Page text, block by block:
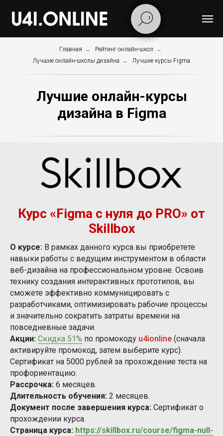
Главная → Рейтинг онлайн-школ →
Лучшие онлайн-школы дизайна → Лучшие курсы Figma
Лучшие онлайн-курсы
дизайна в Figma
Курс «Figma с нуля до PRO» от
Skillbox
О курсе: В рамках данного курса вы приобретете
навыки работы с ведущим инструментом в области
веб-дизайна на профессиональном уровне. Освоив
технику создания интерактивных прототипов, вы
сможете эффективно коммуницировать с
разработчиками, оптимизировать рабочие процессы
и значительно сократить затраты времени на
повседневные задачи.
Акции: Скидка 51% по промокоду u4ionline (сначала
активируйте промокод, затем выберите курс).
Сертификат на 5000 рублей за прохождение теста на
профориентацию.
Рассрочка: 6 месяцев.
Длительность обучения: 2 месяцев.
Документ после завершения курса: Сертификат о
прохождении курса.
Страница курса: https://skillbox.ru/course/figma-null-